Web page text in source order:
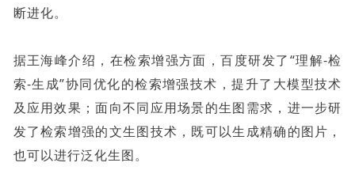
断进化。
据王海峰介绍，在检索增强方面，百度研发了“理解-检
索-生成”协同优化的检索增强技术，提升了大模型技术
及应用效果；面向不同应用场景的生图需求，进一步研
发了检索增强的文生图技术，既可以生成精确的图片，
也可以进行泛化生图。